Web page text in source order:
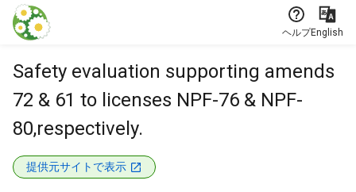
本文に飛ぶ
ヘルプEnglish
Safety evaluation supporting amends
72 & 61 to licenses NPF-76 & NPF-
80,respectively.
提供元サイトで表示